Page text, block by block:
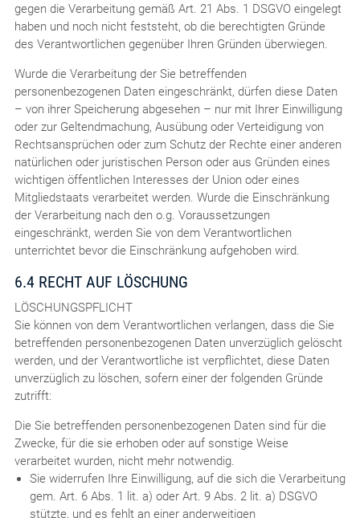
gegen die Verarbeitung gemäß Art. 21 Abs. 1 DSGVO eingelegt
haben und noch nicht feststeht, ob die berechtigten Gründe
des Verantwortlichen gegenüber Ihren Gründen überwiegen.
Wurde die Verarbeitung der Sie betreffenden
personenbezogenen Daten eingeschränkt, dürfen diese Daten
– von ihrer Speicherung abgesehen – nur mit Ihrer Einwilligung
oder zur Geltendmachung, Ausübung oder Verteidigung von
Rechtsansprüchen oder zum Schutz der Rechte einer anderen
natürlichen oder juristischen Person oder aus Gründen eines
wichtigen öffentlichen Interesses der Union oder eines
Mitgliedstaats verarbeitet werden. Wurde die Einschränkung
der Verarbeitung nach den o.g. Voraussetzungen
eingeschränkt, werden Sie von dem Verantwortlichen
unterrichtet bevor die Einschränkung aufgehoben wird.
6.4 RECHT AUF LÖSCHUNG
LÖSCHUNGSPFLICHT
Sie können von dem Verantwortlichen verlangen, dass die Sie
betreffenden personenbezogenen Daten unverzüglich gelöscht
werden, und der Verantwortliche ist verpflichtet, diese Daten
unverzüglich zu löschen, sofern einer der folgenden Gründe
zutrifft:
Die Sie betreffenden personenbezogenen Daten sind für die
Zwecke, für die sie erhoben oder auf sonstige Weise
verarbeitet wurden, nicht mehr notwendig.
Sie widerrufen Ihre Einwilligung, auf die sich die Verarbeitung
gem. Art. 6 Abs. 1 lit. a) oder Art. 9 Abs. 2 lit. a) DSGVO
stützte, und es fehlt an einer anderweitigen